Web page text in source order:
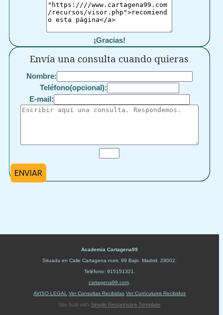
¡Gracias!
Envía una consulta cuando quieras
Nombre:
Teléfono(opcional):
E-mail:
ENVIAR
Academia Cartagena99
Situada en Calle Cartagena num. 99 Bajo Madrid 28002
Teléfono: 915151321
cartagena99.com
AVISO LEGAL
Ver Consultas Recibidas Ver Currículums Recibidos
Site built with Simple Responsive Template